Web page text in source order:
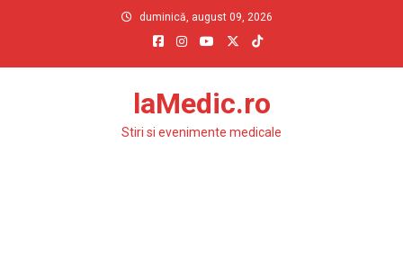
duminică, august 09, 2026
laMedic.ro
Stiri si evenimente medicale